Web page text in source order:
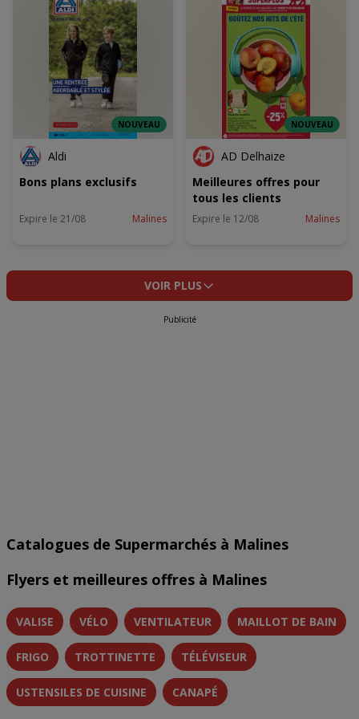
NOUVEAU
Aldi
Bons plans exclusifs
Expire le 21/08 Malines
NOUVEAU
AD Delhaize
Meilleures offres pour
tous les clients
Expire le 12/08 Malines
VOIR PLUS
Publicité
Catalogues de Supermarchés à Malines
Flyers et meilleures offres à Malines
VALISE VÉLO VENTILATEUR MAILLOT DE BAIN
FRIGO TROTTINETTE TÉLÉVISEUR
USTENSILES DE CUISINE CANAPÉ